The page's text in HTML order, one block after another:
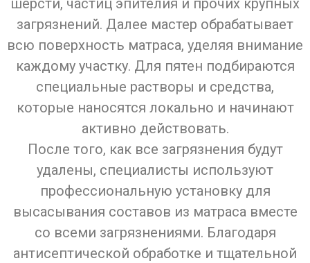
шерсти, частиц эпителия и прочих крупных
загрязнений. Далее мастер обрабатывает
всю поверхность матраса, уделяя внимание
каждому участку. Для пятен подбираются
специальные растворы и средства,
которые наносятся локально и начинают
активно действовать.
После того, как все загрязнения будут
удалены, специалисты используют
профессиональную установку для
высасывания составов из матраса вместе
со всеми загрязнениями. Благодаря
антисептической обработке и тщательной